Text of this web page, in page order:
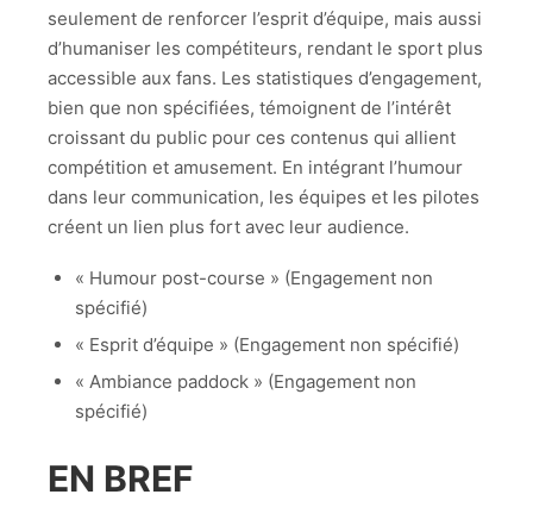
seulement de renforcer l’esprit d’équipe, mais aussi
d’humaniser les compétiteurs, rendant le sport plus
accessible aux fans. Les statistiques d’engagement,
bien que non spécifiées, témoignent de l’intérêt
croissant du public pour ces contenus qui allient
compétition et amusement. En intégrant l’humour
dans leur communication, les équipes et les pilotes
créent un lien plus fort avec leur audience.
« Humour post-course » (Engagement non
spécifié)
« Esprit d’équipe » (Engagement non spécifié)
« Ambiance paddock » (Engagement non
spécifié)
EN BREF